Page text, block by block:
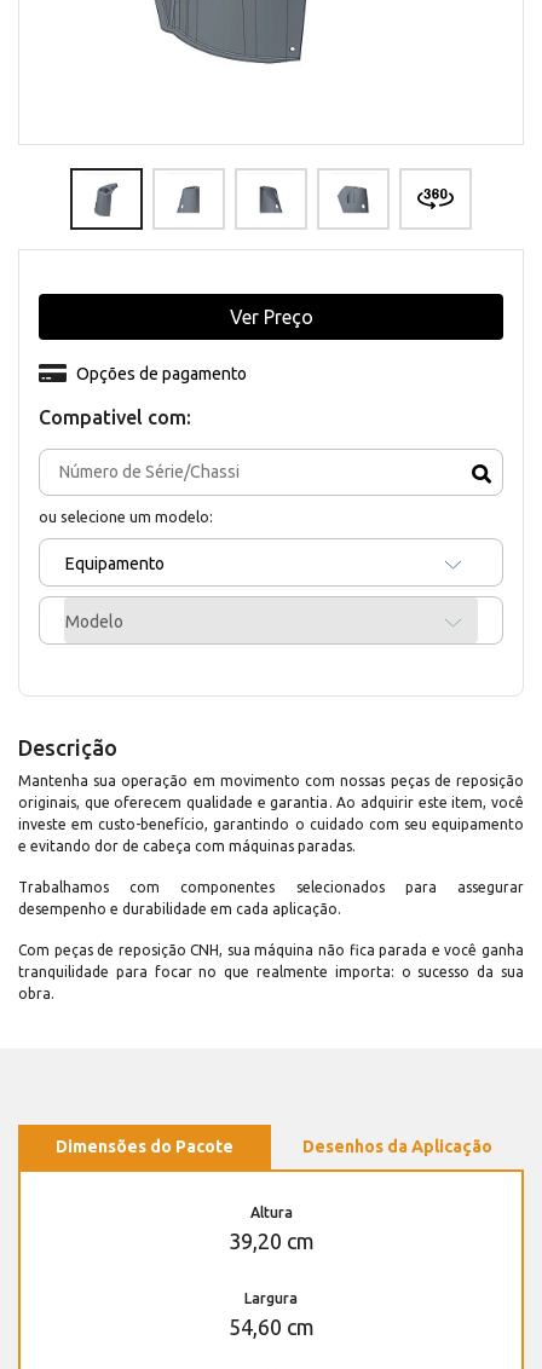
Compativel com:
ou selecione um modelo:
Equipamento
Modelo
Opções de pagamento
Ver Preço
Descrição
Mantenha sua operação em movimento com nossas peças de reposição
originais, que oferecem qualidade e garantia. Ao adquirir este item, você
investe em custo-benefício, garantindo o cuidado com seu equipamento
e evitando dor de cabeça com máquinas paradas.
Trabalhamos com componentes selecionados para assegurar
desempenho e durabilidade em cada aplicação.
Com peças de reposição CNH, sua máquina não fica parada e você ganha
tranquilidade para focar no que realmente importa: o sucesso da sua
obra.
Dimensões do Pacote Desenhos da Aplicação
Altura
39,20 cm
Largura
54,60 cm